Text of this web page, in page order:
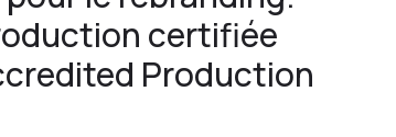
certifiée
Production